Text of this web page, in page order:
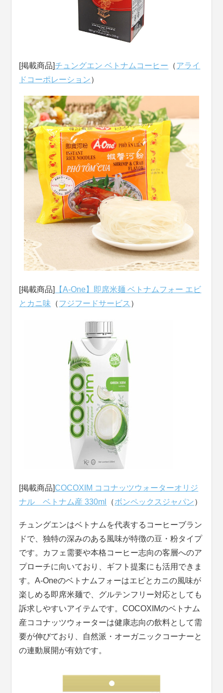
[掲載商品]チュングエン ベトナムコーヒー （アライ
ドコーポレーション）
[掲載商品]
【A-One】即席米麺 ベトナムフォー エビ
とカニ味 （フジフードサービス ）
[掲載商品]COCOXIM ココナッツウォーターオリジ
ナル ベトナム産 330ml
（ボンペックスジャパン）
チュングエンはベトナムを代表するコーヒーブラン
ドで、独特の深みのある風味が特徴の豆・粉タイプ
です。カフェ需要や本格コーヒー志向の客層へのア
プローチに向いており、ギフト提案にも活用できま
す。A-Oneのベトナムフォーはエビとカニの風味が
楽しめる即席米麺で、グルテンフリー対応としても
訴求しやすいアイテムです。COCOXIMのベトナム
産ココナッツウォーターは健康志向の飲料として需
要が伸びており、自然派・オーガニックコーナーと
の連動展開が有効です。